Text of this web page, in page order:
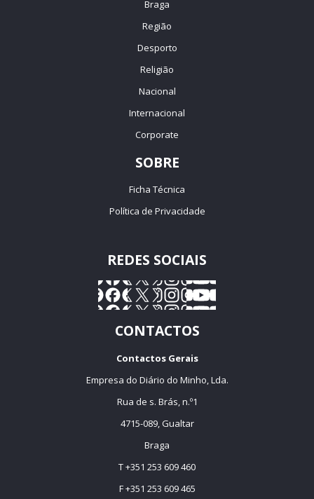
Braga
Região
Desporto
Religião
Nacional
Internacional
Corporate
SOBRE
Ficha Técnica
Política de Privacidade
REDES SOCIAIS
CONTACTOS
Contactos Gerais
Empresa do Diário do Minho, Lda.
Rua de s. Brás, n.º1
4715-089, Gualtar
Braga
T +351 253 609 460
F +351 253 609 465